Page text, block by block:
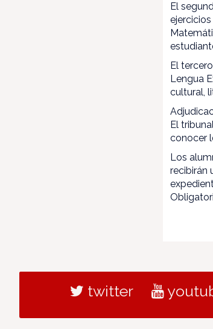
El
El
Lengua
cultural,
El
conocer
Los
recibirán
twitter